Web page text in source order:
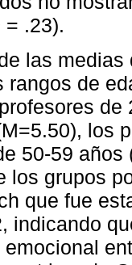
= .23).
las
rangos de
los
50-59
los grupos
que fue
indicando